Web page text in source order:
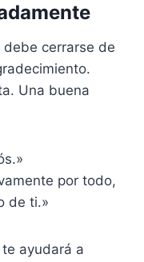
debe cerrarse de
Una buena
por todo,
de ti.»
te ayudará a